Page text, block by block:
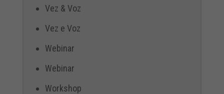
Vez & Voz
Vez e Voz
Webinar
Webinar
Workshop